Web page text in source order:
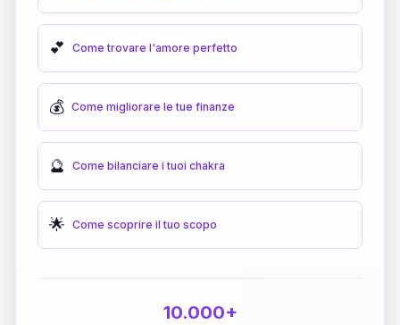
💕 Come trovare l'amore perfetto
💰 Come migliorare le tue finanze
🔮 Come bilanciare i tuoi chakra
🌟 Come scoprire il tuo scopo
10.000+